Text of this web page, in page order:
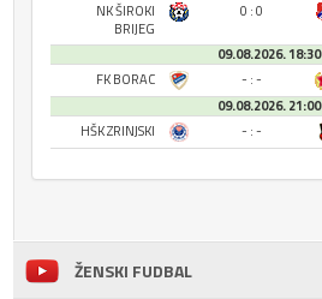
NK ŠIROKI
BRIJEG
0 : 0
09.08.2026. 18:30
FK BORAC
- : -
09.08.2026. 21:00
HŠK ZRINJSKI
- : -
ŽENSKI FUDBAL